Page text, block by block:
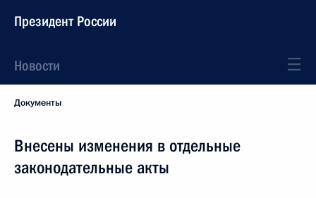
Президент России
Новости
Документы
Внесены изменения в отдельные
законодательные акты